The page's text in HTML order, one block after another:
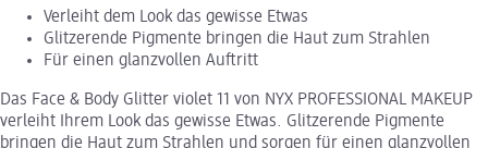
Verleiht dem Look das gewisse Etwas
Glitzerende Pigmente bringen die Haut zum Strahlen
Für einen glanzvollen Auftritt
Das Face & Body Glitter violet 11 von NYX PROFESSIONAL MAKEUP
verleiht Ihrem Look das gewisse Etwas. Glitzerende Pigmente
bringen die Haut zum Strahlen und sorgen für einen glanzvollen